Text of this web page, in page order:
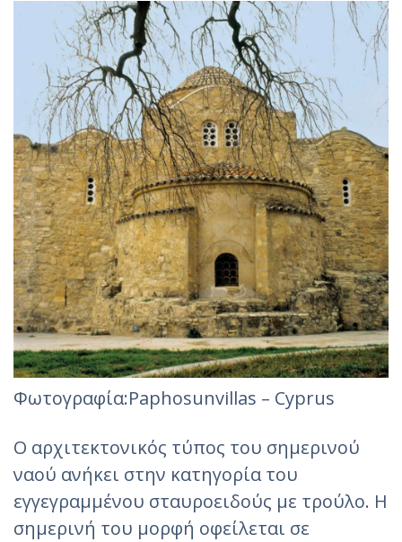
Φωτογραφία:Paphosunvillas – Cyprus
Ο αρχιτεκτονικός τύπος του σημερινού
ναού ανήκει στην κατηγορία του
εγγεγραμμένου σταυροειδούς με τρούλο. Η
σημερινή του μορφή οφείλεται σε